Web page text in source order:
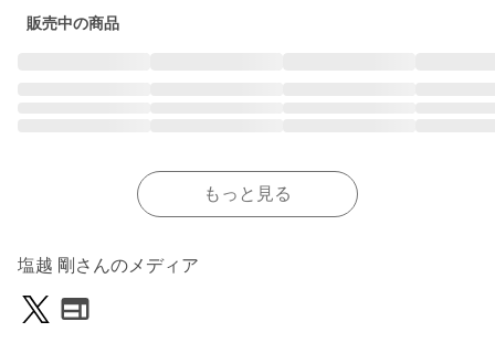
販売中の商品
もっと見る
塩越 剛さんのメディア